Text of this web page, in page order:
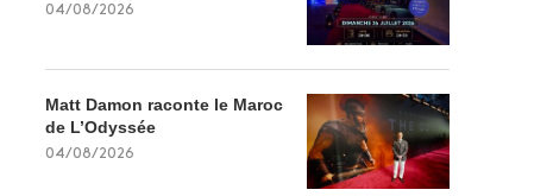
04/08/2026
Matt Damon raconte le Maroc
de L’Odyssée
04/08/2026